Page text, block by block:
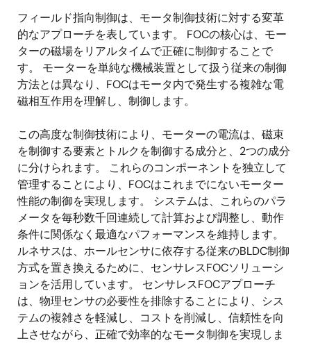
フィールド指向制御は、モータ制御技術に対する変革
的なアプローチを表しています。 FOCの核心は、モー
ターの磁場をリアルタイムで正確に制御することで
す。 モーターを単純な機械装置として扱う従来の制御
方法とは異なり、FOCはモータ内で発生する複雑な電
磁相互作用を理解し、制御します。
この高度な制御技術により、モーターの電流は、磁束
を制御する要素とトルクを制御する成分と、2つの成分
に分けられます。 これらのコンポーネントを独立して
管理することにより、FOCはこれまでにないモーター
性能の制御を実現します。 システムは、これらのパラ
メータを毎秒数千回連続して計算および調整し、動作
条件に関係なく最適なパフォーマンスを維持します。
ルネサスは、ホールセンサに依存する従来のBLDC制御
方式を置き換えるために、センサレスFOCソリューシ
ョンを活用しています。 センサレスFOCアプローチ
は、物理センサの必要性を排除することにより、シス
テムの複雑さを軽減し、コストを削減し、信頼性を向
上させながら、正確で効率的なモータ制御を実現しま